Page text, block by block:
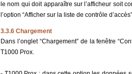
le nom qui doit apparaître sur l’afficheur soit
l’option “Afficher sur la liste de contrôle
3.3.6 Chargement
Dans l’onglet “Chargement” de la fenêtre
T1000 Prox.